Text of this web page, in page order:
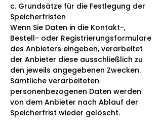
c. Grundsätze für die Festlegung der
Speicherfristen
Wenn Sie Daten in die Kontakt-,
Bestell- oder Registrierungsformulare
des Anbieters eingeben, verarbeitet
der Anbieter diese ausschließlich zu
den jeweils angegebenen Zwecken.
Sämtliche verarbeiteten
personenbezogenen Daten werden
von dem Anbieter nach Ablauf der
Speicherfrist wieder gelöscht.